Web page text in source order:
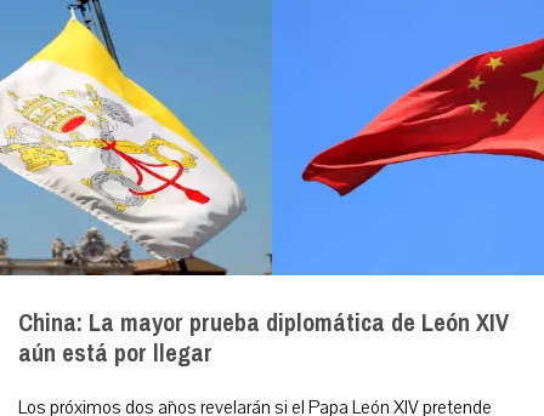
China: La mayor prueba diplomática de León XIV
aún está por llegar
Los próximos dos años revelarán si el Papa León XIV pretende